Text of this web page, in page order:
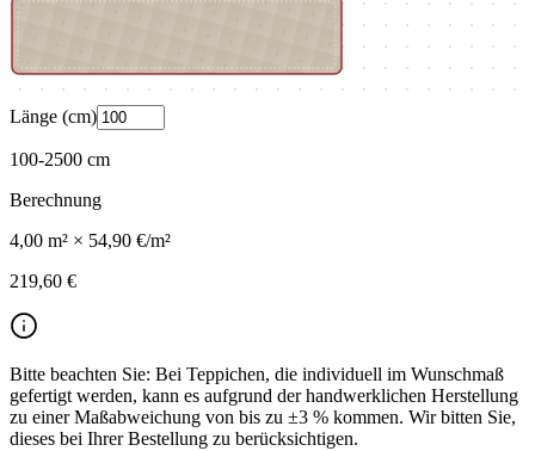
Länge (cm)
100-2500 cm
Berechnung
4,00 m² × 54,90 €/m²
219,60 €
Bitte beachten Sie: Bei Teppichen, die individuell im Wunschmaß
gefertigt werden, kann es aufgrund der handwerklichen Herstellung
zu einer Maßabweichung von bis zu ±3 % kommen. Wir bitten Sie,
dieses bei Ihrer Bestellung zu berücksichtigen.